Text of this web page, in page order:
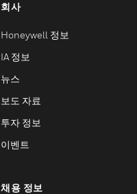
회사
Honeywell 정보
IA 정보
뉴스
보도 자료
투자 정보
이벤트
채용 정보